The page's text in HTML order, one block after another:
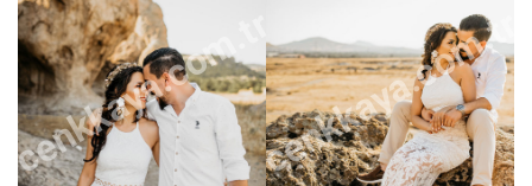
cenkkaya.com.trcenkkaya.com.tr